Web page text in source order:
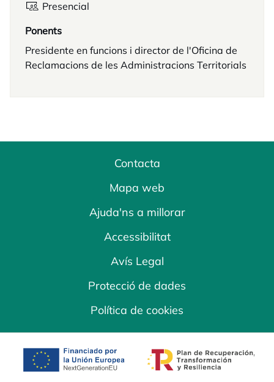
Presencial
Ponents
Presidente en funcions i director de l'Oficina de
Reclamacions de les Administracions Territorials
Contacta
Mapa web
Ajuda'ns a millorar
Accessibilitat
Avís Legal
Protecció de dades
Política de cookies
opens in a new tab opens in a new